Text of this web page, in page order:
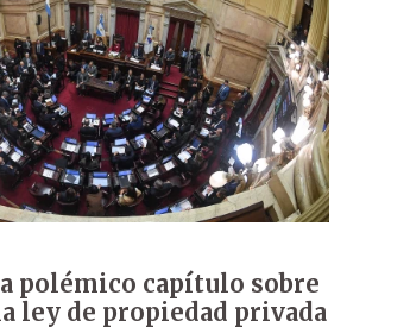
polémico capítulo sobre
ley de propiedad privada